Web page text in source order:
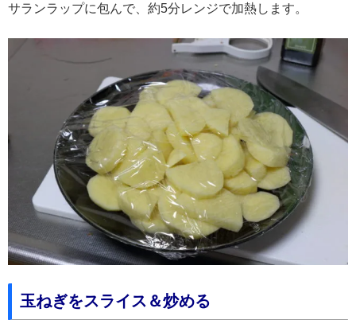
サランラップに包んで、約5分レンジで加熱します。
玉ねぎをスライス＆炒める